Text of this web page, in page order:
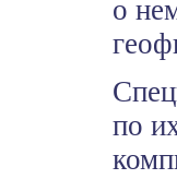
о
по